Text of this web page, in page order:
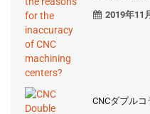
2019年11
CNCダブル